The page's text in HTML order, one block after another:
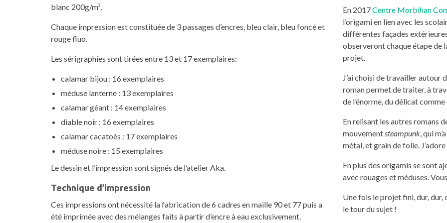
blanc 200g/m².
Chaque impression est constituée de 3 passages d’encres, bleu clair, bleu foncé et
rouge fluo.
Les sérigraphies sont tirées entre 13 et 17 exemplaires:
calamar bijou : 16 exemplaires
méduse lanterne : 13 exemplaires
calamar géant : 14 exemplaires
diable noir : 16 exemplaires
calamar cacatoès : 17 exemplaires
méduse noire : 15 exemplaires
Le dessin et l’impression sont signés de l’atelier Aka.
Technique d’impression
Ces impressions ont nécessité la fabrication de 6 cadres en maille 90 et 77 puis a
été imprimée avec des mélanges faits à partir d’encre à eau exclusivement.
En 2017Centre Morbihan
l’origami en lien avec les
différentes façades
observeront chaque étape de
projet.
J’ai choisi de travailler autour
roman permet de traiter, à
de l’énorme, du délicat
En relisant les autres romans
mouvement steampunk , qui
métal, et grain de folie. J’adore
En plus des origamis se sont
avec rouages et méduses.
Une fois le projet fini, dur, dur,
le tour du sujet !